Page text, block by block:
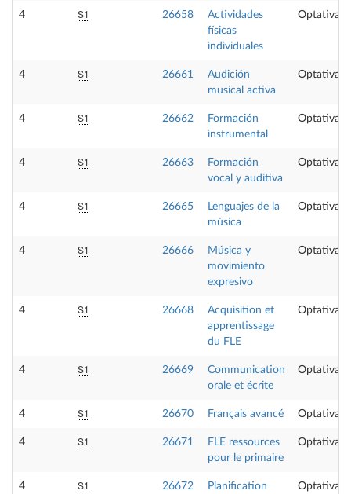
4 S1 26658
Actividades
físicas
individuales
Optativa
4 S1 26661
Audición
musical activa
Optativa
4 S1 26662
Formación
instrumental
Optativa
4 S1 26663
Formación
vocal y auditiva
Optativa
4 S1 26665
Lenguajes de la
música
Optativa
4 S1 26666
Música y
movimiento
expresivo
Optativa
4 S1 26668
Acquisition et
apprentissage
du FLE
Optativa
4 S1 26669
Communication
orale et écrite
Optativa
4 S1 26670 Français avancé Optativa
4 S1 26671
FLE ressources
pour le primaire
Optativa
4 S1 26672
Planification
Optativa